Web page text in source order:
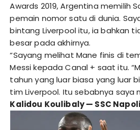
Awards 2019, Argentina memilih
pemain nomor satu di dunia.
bintang Liverpool itu, ia bahkan
besar pada akhirnya.
“Sayang melihat Mane finis di
Messi kepada Canal + saat itu.
tahun yang luar biasa yang luar
tim Liverpool. Itu sebabnya saya
Kalidou Koulibaly — SSC Napoli